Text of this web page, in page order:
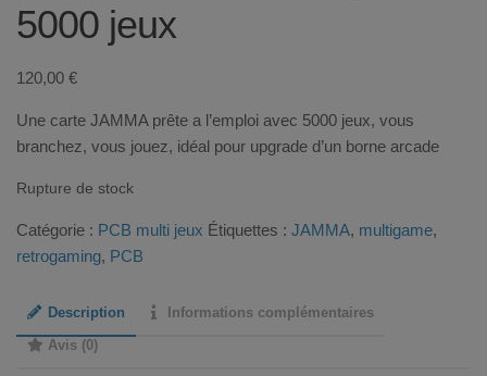
5000 jeux
120,00 €
Une carte JAMMA prête a l’emploi avec 5000 jeux, vous
branchez, vous jouez, idéal pour upgrade d’un borne arcade
Rupture de stock
Catégorie : PCB multi jeux Étiquettes : JAMMA, multigame,
retrogaming, PCB
Description
Informations complémentaires
Avis (0)